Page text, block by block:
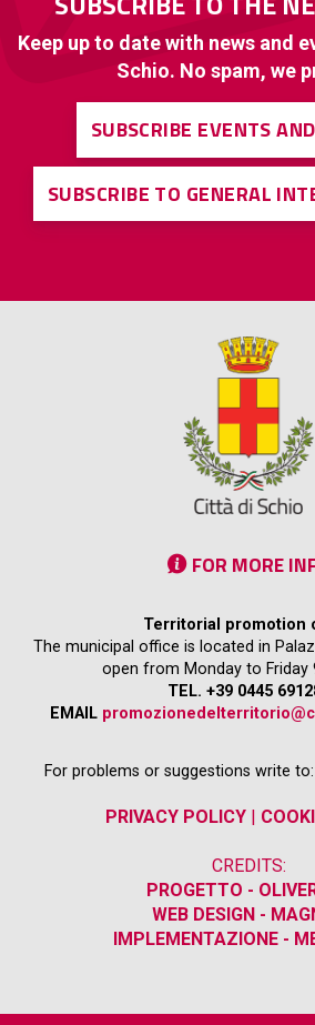
Keep up to date with news and
Schio. No spam, we
SUBSCRIBE EVENTS
SUBSCRIBE TO GENERAL
FOR MORE
Territorial promotion
The municipal office is located in
open from Monday to Friday
TEL. +39 0445
EMAIL
For problems or suggestions write to:
PRIVACY POLICY|
CREDITS:
PROGETTO -
WEB DESIGN -
IMPLEMENTAZIONE -